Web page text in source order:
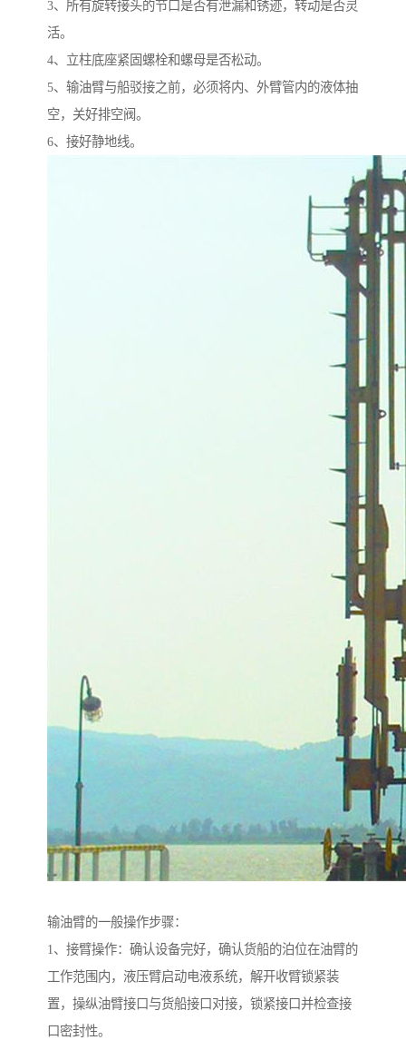
3、所有旋转接头的节口是否有泄漏和锈迹，转动是否灵
活。
4、立柱底座紧固螺栓和螺母是否松动。
5、输油臂与船驳接之前，必须将内、外臂管内的液体抽
空，关好排空阀。
6、接好静地线。
输油臂的一般操作步骤：
1、接臂操作：确认设备完好，确认货船的泊位在油臂的
工作范围内，液压臂启动电液系统，解开收臂锁紧装
置，操纵油臂接口与货船接口对接，锁紧接口并检查接
口密封性。